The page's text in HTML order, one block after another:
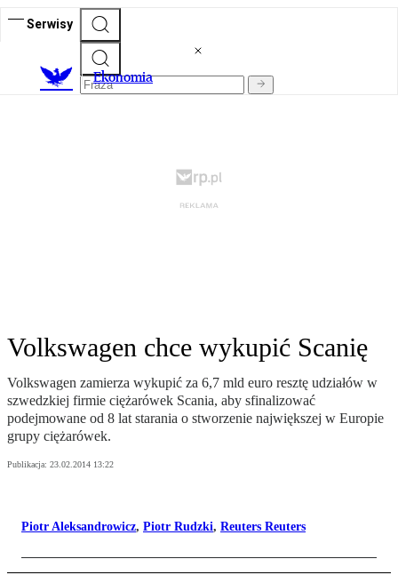
Serwisy
Ekonomia
Volkswagen chce wykupić Scanię
Volkswagen zamierza wykupić za 6,7 mld euro resztę udziałów w
szwedzkiej firmie ciężarówek Scania, aby sfinalizować
podejmowane od 8 lat starania o stworzenie największej w Europie
grupy ciężarówek.
Publikacja: 23.02.2014 13:22
Piotr Aleksandrowicz, Piotr Rudzki, Reuters Reuters